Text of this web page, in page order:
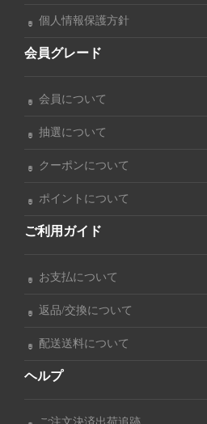
個人情報保護方針
会員グレード
会員について
抽選について
クーポンについて
ポイントについて
ご利用ガイド
お支払について
返品/交換について
配送送料について
ヘルプ